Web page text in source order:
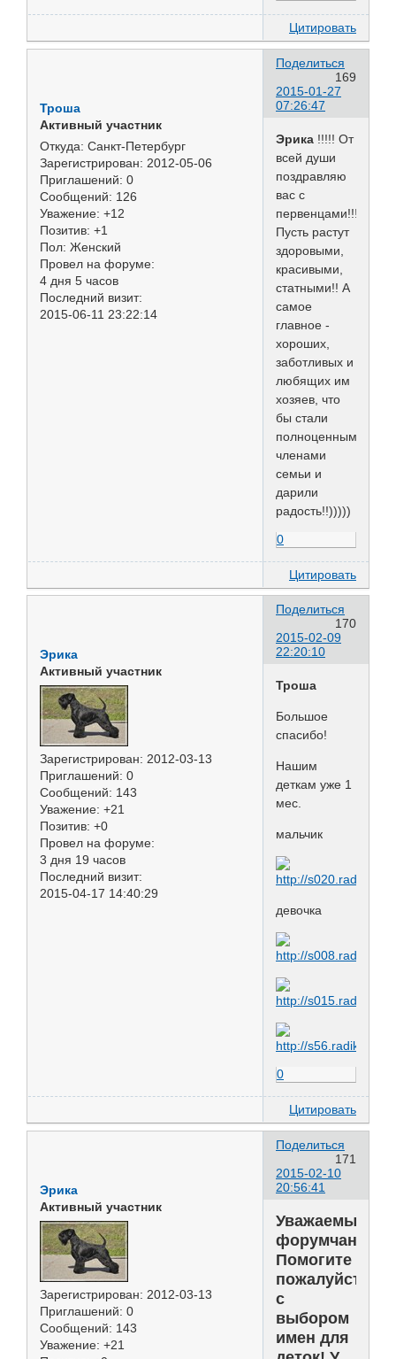
Цитировать
Поделиться
169
2015-01-27
07:26:47
Троша
Активный участник
Откуда: Санкт-Петербург
Зарегистрирован: 2012-05-06
Приглашений: 0
Сообщений: 126
Уважение: +12
Позитив: +1
Пол: Женский
Провел на форуме:
4 дня 5 часов
Последний визит:
2015-06-11 23:22:14
Эрика !!!!! От
всей души
поздравляю
вас с
первенцами!!!!
Пусть растут
здоровыми,
красивыми,
статными!! А
самое
главное -
хороших,
заботливых и
любящих им
хозяев, что
бы стали
полноценными
членами
семьи и
дарили
радость!!)))))
0
Цитировать
Поделиться
170
2015-02-09
22:20:10
Эрика
Активный участник
Зарегистрирован: 2012-03-13
Приглашений: 0
Сообщений: 143
Уважение: +21
Позитив: +0
Провел на форуме:
3 дня 19 часов
Последний визит:
2015-04-17 14:40:29
Троша
Большое
спасибо!
Нашим
деткам уже 1
мес.
мальчик
девочка
0
Цитировать
Поделиться
171
2015-02-10
20:56:41
Эрика
Активный участник
Зарегистрирован: 2012-03-13
Приглашений: 0
Сообщений: 143
Уважение: +21
Уважаемые
форумчане!
Помогите
пожалуйста
с
выбором
имен для